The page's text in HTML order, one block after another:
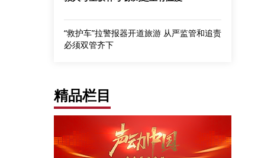
“救护车”拉警报器开道旅游 从严监管和追责
必须双管齐下
精品栏目